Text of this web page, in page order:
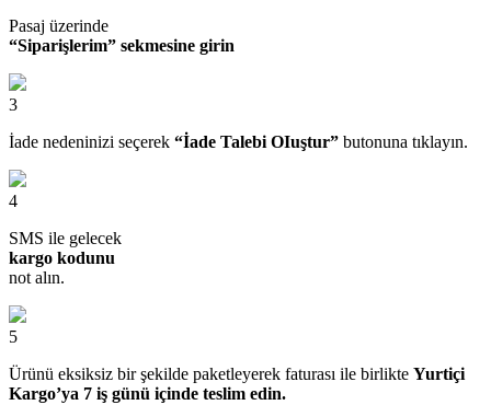
Pasaj üzerinde
“Siparişlerim” sekmesine girin
3
İade nedeninizi seçerek “İade Talebi OIuştur” butonuna tıklayın.
4
SMS ile gelecek
kargo kodunu
not alın.
5
Ürünü eksiksiz bir şekilde paketleyerek faturası ile birlikte Yurtiçi
Kargo’ya 7 iş günü içinde teslim edin.